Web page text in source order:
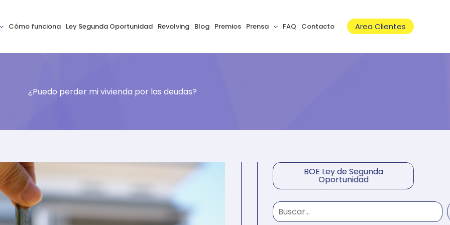
Cómo funciona Ley Segunda Oportunidad Revolving Blog Premios Prensa FAQ Contacto Area Clientes
¿Puedo perder mi vivienda por las deudas?
BOE Ley de Segunda
Oportunidad
u
c